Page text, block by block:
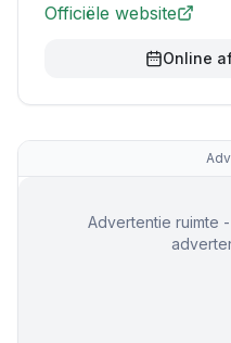
Officiële website
Online
Advertentie ruimte